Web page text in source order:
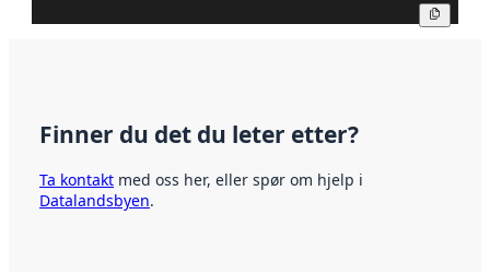
Finner du det du leter etter?
Ta kontakt med oss her, eller spør om hjelp i
Datalandsbyen.